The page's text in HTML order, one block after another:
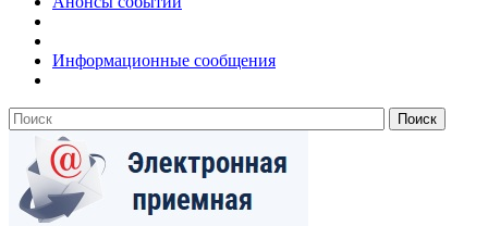
Информационные сообщения